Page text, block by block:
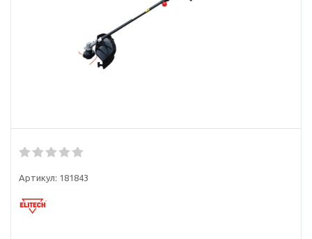
Артикул: 181843